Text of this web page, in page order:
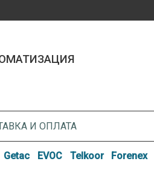
И ОПЛАТА
Getac EVOC Telkoor Forenex